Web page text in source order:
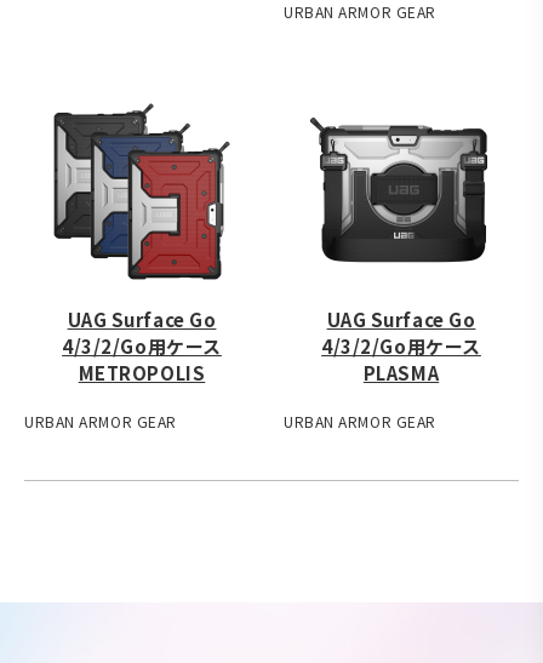
URBAN ARMOR GEAR
UAG Surface Go
4/3/2/Go用ケース
METROPOLIS
URBAN ARMOR GEAR
UAG Surface Go
4/3/2/Go用ケース
PLASMA
URBAN ARMOR GEAR